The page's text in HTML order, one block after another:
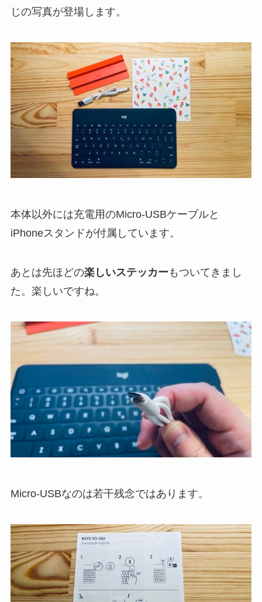
じの写真が登場します。
本体以外には充電用のMicro-USBケーブルと
iPhoneスタンドが付属しています。
あとは先ほどの楽しいステッカー もついてきまし
た。楽しいですね。
Micro-USBなのは若干残念ではあります。